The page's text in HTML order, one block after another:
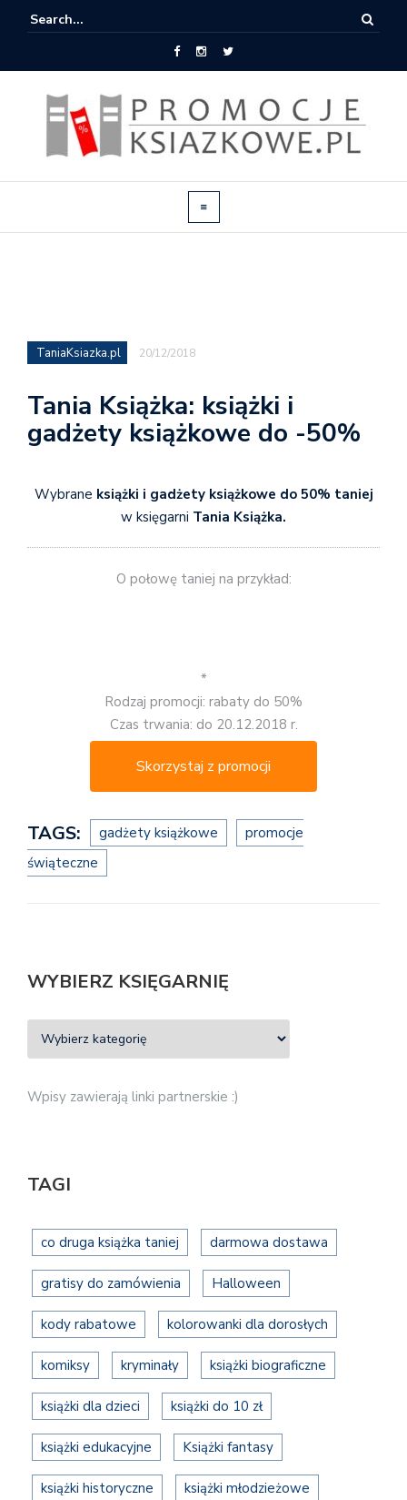
TaniaKsiazka.pl 20/12/2018
Tania Książka: książki i
gadżety książkowe do -50%
Wybrane książki i gadżety książkowe do 50% taniej
w księgarni Tania Książka.
O połowę taniej na przykład:
*
Rodzaj promocji: rabaty do 50%
Czas trwania: do 20.12.2018 r.
Skorzystaj z promocji
TAGS: gadżety książkowe
promocje
świąteczne
WYBIERZ KSIĘGARNIĘ
Wpisy zawierają linki partnerskie :)
TAGI
co druga książka taniej darmowa dostawa
gratisy do zamówienia Halloween
kody rabatowe kolorowanki dla dorosłych
komiksy kryminały książki biograficzne
książki dla dzieci książki do 10 zł
książki edukacyjne Książki fantasy
książki historyczne książki młodzieżowe